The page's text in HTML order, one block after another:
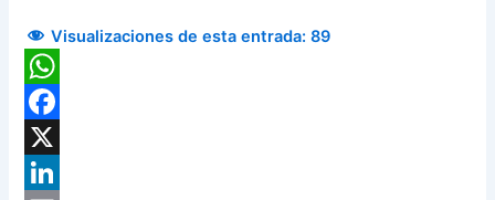
Visualizaciones de esta entrada: 89
WhatsApp
Facebook
X